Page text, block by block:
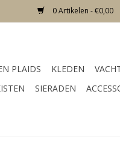
0 Artikelen - €0,00
PLAIDS KLEDEN
SIERADEN